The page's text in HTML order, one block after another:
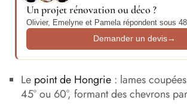
Un projet rénovation ou déco ?
Olivier, Emelyne et Pamela répondent sous
Demander un devis→
Le point de Hongrie: lames
45° ou 60°, formant des chevrons